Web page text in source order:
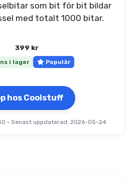
som bit för bit bildar
med totalt 1000 bitar.
399 kr
i lager Populär
hos Coolstuff
• Senast uppdaterad: 2026-05-24